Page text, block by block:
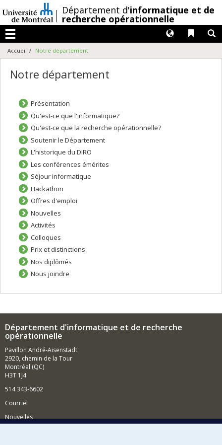
au
contenu
/Département d'informatique et de
recherche opérationnelle
Menu
Liens
Langues
Accueil Notre département
Notre département
Présentation
Qu'est-ce que l'informatique?
Qu'est-ce que la recherche opérationnelle?
Soutenir le Département
L'historique du DIRO
Les conférences émérites
Séjour informatique
Hackathon
Offres d'emploi
Nouvelles
Activités
Colloques
Prix et distinctions
Nos diplômés
Nous joindre
Département d'informatique et de recherche
opérationnelle
Pavillon André-Aisenstadt
2920, chemin de la Tour
Montréal (QC)
H3T 1J4
514 343-6602
Courriel
Nouvelles